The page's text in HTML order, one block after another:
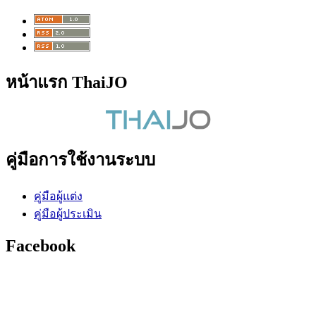
หน้าแรก ThaiJO
คู่มือการใช้งานระบบ
คู่มือผู้แต่ง
คู่มือผู้ประเมิน
Facebook